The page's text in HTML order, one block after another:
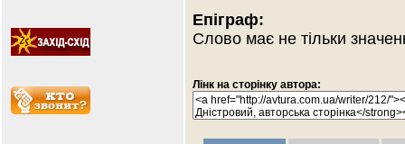
Епіграф:
Слово має не тільки
Лінк на сторінку автора: